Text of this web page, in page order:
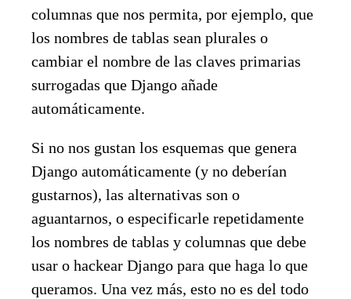
columnas que nos permita, por ejemplo, que
los nombres de tablas sean plurales o
cambiar el nombre de las claves primarias
surrogadas que Django añade
automáticamente.
Si no nos gustan los esquemas que genera
Django automáticamente (y no deberían
gustarnos), las alternativas son o
aguantarnos, o especificarle repetidamente
los nombres de tablas y columnas que debe
usar o hackear Django para que haga lo que
queramos. Una vez más, esto no es del todo